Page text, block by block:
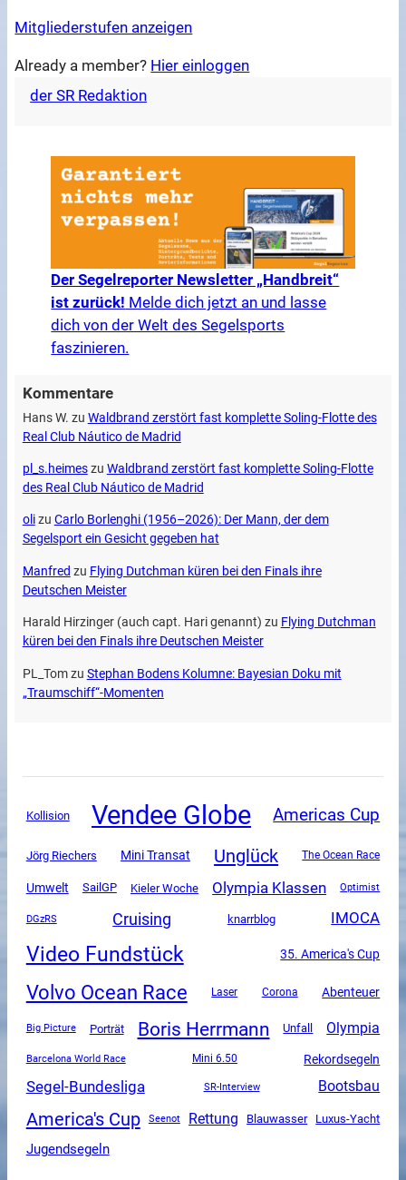
Mitgliederstufen anzeigen
Already a member? Hier einloggen
der SR Redaktion
Der Segelreporter Newsletter „Handbreit“
ist zurück! Melde dich jetzt an und lasse
dich von der Welt des Segelsports
faszinieren.
Kommentare
Hans W. zu Waldbrand zerstört fast komplette Soling-Flotte des
Real Club Náutico de Madrid
pl_s.heimeszu Waldbrand zerstört fast komplette Soling-Flotte
des Real Club Náutico de Madrid
olizu Carlo Borlenghi (1956–2026): Der Mann, der dem
Segelsport ein Gesicht gegeben hat
Manfred zu Flying Dutchman küren bei den Finals ihre
Deutschen Meister
Harald Hirzinger (auch capt. Hari genannt) zu Flying Dutchman
küren bei den Finals ihre Deutschen Meister
PL_Tomzu Stephan Bodens Kolumne: Bayesian Doku mit
„Traumschiff“-Momenten
Kollision Vendee Globe Americas Cup
Jörg Riechers Mini Transat Unglück The Ocean Race
Umwelt SailGP Kieler Woche Olympia Klassen Optimist
DGzRS Cruising knarrblog IMOCA
Video Fundstück 35. America's Cup
Volvo Ocean Race Laser Corona Abenteuer
Big Picture Porträt Boris Herrmann Unfall Olympia
Barcelona World Race Mini 6.50 Rekordsegeln
Segel-Bundesliga SR-Interview Bootsbau
America's Cup Seenot Rettung Blauwasser Luxus-Yacht
Jugendsegeln